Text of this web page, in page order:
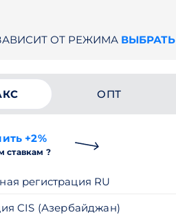
ОТ РЕЖИМА ВЫБРАТЬ
ОПТ
+2%
ставкам ?
регистрация RU
CIS (Азербайджан)